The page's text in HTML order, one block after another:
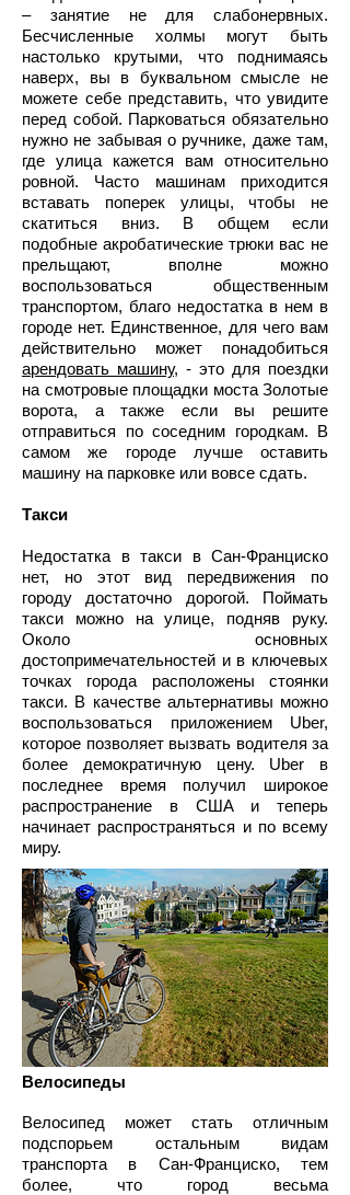
– занятие не для слабонервных.
Бесчисленные холмы могут быть
настолько крутыми, что поднимаясь
наверх, вы в буквальном смысле не
можете себе представить, что увидите
перед собой. Парковаться обязательно
нужно не забывая о ручнике, даже там,
где улица кажется вам относительно
ровной. Часто машинам приходится
вставать поперек улицы, чтобы не
скатиться вниз. В общем если
подобные акробатические трюки вас не
прельщают, вполне можно
воспользоваться общественным
транспортом, благо недостатка в нем в
городе нет. Единственное, для чего вам
действительно может понадобиться
арендовать машину, - это для поездки
на смотровые площадки моста Золотые
ворота, а также если вы решите
отправиться по соседним городкам. В
самом же городе лучше оставить
машину на парковке или вовсе сдать.
Такси
Недостатка в такси в Сан-Франциско
нет, но этот вид передвижения по
городу достаточно дорогой. Поймать
такси можно на улице, подняв руку.
Около основных
достопримечательностей и в ключевых
точках города расположены стоянки
такси. В качестве альтернативы можно
воспользоваться приложением Uber,
которое позволяет вызвать водителя за
более демократичную цену. Uber в
последнее время получил широкое
распространение в США и теперь
начинает распространяться и по всему
миру.
Велосипеды
Велосипед может стать отличным
подспорьем остальным видам
транспорта в Сан-Франциско, тем
более, что город весьма